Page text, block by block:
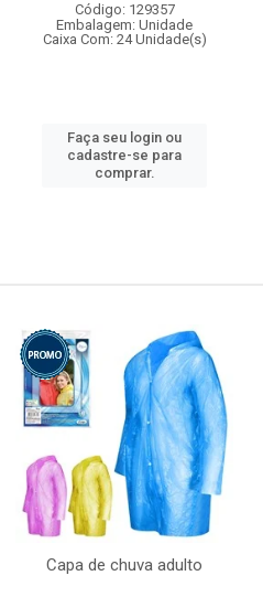
Código: 129357
Embalagem: Unidade
Caixa Com: 24 Unidade(s)
Faça seu login ou
cadastre-se para
comprar.
Capa de chuva adulto